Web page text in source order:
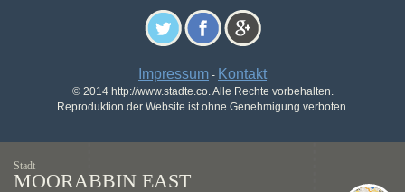
Impressum - Kontakt
© 2014 http://www.stadte.co. Alle Rechte vorbehalten.
Reproduktion der Website ist ohne Genehmigung verboten.
Stadt
MOORABBIN EAST